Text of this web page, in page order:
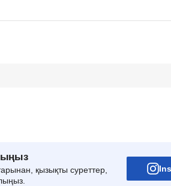
қызықты суреттер,